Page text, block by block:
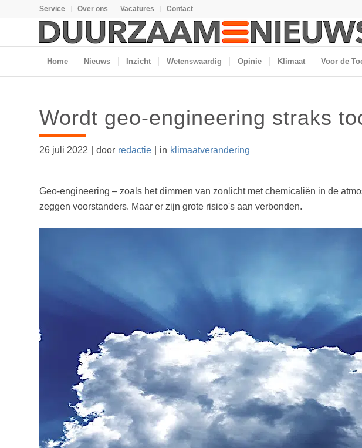
Service Over ons Vacatures Contact
Home Nieuws Inzicht Wetenswaardig Opinie Klimaat Voor de
Wordt geo-engineering straks
26 juli 2022 door redactie in klimaatverandering
Geo-engineering – zoals het dimmen van zonlicht met chemicaliën in de
zeggen voorstanders. Maar er zijn grote risico's aan verbonden.